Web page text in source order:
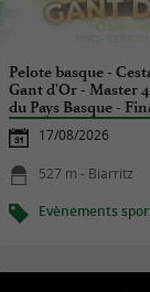
Pelote basque -
Gant d'Or - Master
du Pays Basque -
17/08/2026
527 m - Biarritz
Evènements